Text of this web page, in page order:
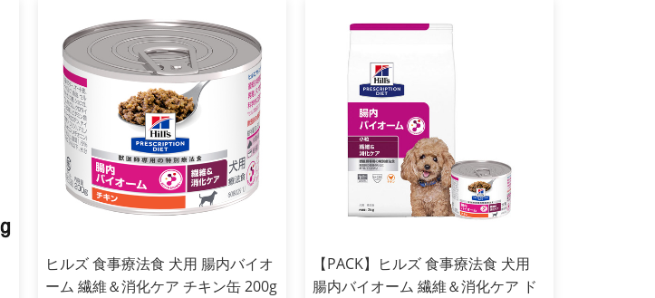
ヒルズ 食事療法食 犬用 腸内バイオ
ーム 繊維＆消化ケア チキン缶 200g
【PACK】ヒルズ 食事療法食 犬用
腸内バイオーム 繊維＆消化ケア ド